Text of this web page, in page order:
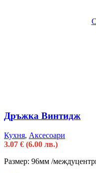
Дръжка Винтидж
Кухня, Аксесоари
3.07 € (6.00 лв.)
Размер: 96мм /